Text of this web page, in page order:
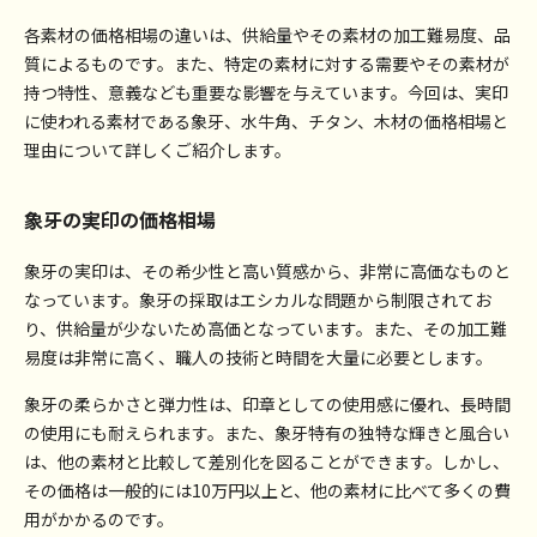
各素材の価格相場の違いは、供給量やその素材の加工難易度、品
質によるものです。また、特定の素材に対する需要やその素材が
持つ特性、意義なども重要な影響を与えています。今回は、実印
に使われる素材である象牙、水牛角、チタン、木材の価格相場と
理由について詳しくご紹介します。
象牙の実印の価格相場
象牙の実印は、その希少性と高い質感から、非常に高価なものと
なっています。象牙の採取はエシカルな問題から制限されてお
り、供給量が少ないため高価となっています。また、その加工難
易度は非常に高く、職人の技術と時間を大量に必要とします。
象牙の柔らかさと弾力性は、印章としての使用感に優れ、長時間
の使用にも耐えられます。また、象牙特有の独特な輝きと風合い
は、他の素材と比較して差別化を図ることができます。しかし、
その価格は一般的には10万円以上と、他の素材に比べて多くの費
用がかかるのです。